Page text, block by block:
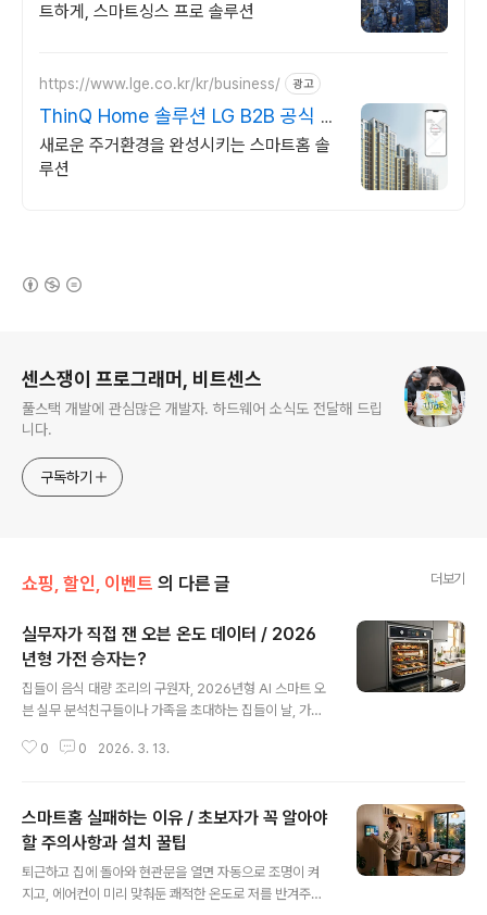
트하게, 스마트싱스 프로 솔루션
https://www.lge.co.kr/kr/business/ 광고
ThinQ Home 솔루션 LG B2B 공식 사
이트
새로운 주거환경을 완성시키는 스마트홈 솔
루션
센스쟁이 프로그래머, 비트센스
풀스택 개발에 관심많은 개발자. 하드웨어 소식도 전달해 드립
니다.
구독하기
쇼핑, 할인, 이벤트 의 다른 글 더보기
실무자가 직접 잰 오븐 온도 데이터 / 2026
년형 가전 승자는?
집들이 음식 대량 조리의 구원자, 2026년형 AI 스마트 오
븐 실무 분석친구들이나 가족을 초대하는 집들이 날, 가장
때, 그리고 인원이 많아질수록 주방은 그야말로 전쟁터가
까지 오븐을 써야 하는 요리가 한가득이더라고요. 하지만
일반적인 오븐의 치명적인 단점은 바로 '온도 편차'입니다.
위 칸은 타고 아래 칸은 설익는 현상 때문에 결국 한 단씩
감질나게 조리하다 보면 손님들은 배가 고파 지치기 일쑤
죠.2026년 가전 시장의 화두는 단연 '초개인화 AI'입니다.
0 0 2026. 3. 13.
스마트홈 실패하는 이유 / 초보자가 꼭 알아야
할 주의사항과 설치 꿀팁
퇴근하고 집에 돌아와 현관문을 열면 자동으로 조명이 켜
지고, 에어컨이 미리 맞춰둔 쾌적한 온도로 저를 반겨주는